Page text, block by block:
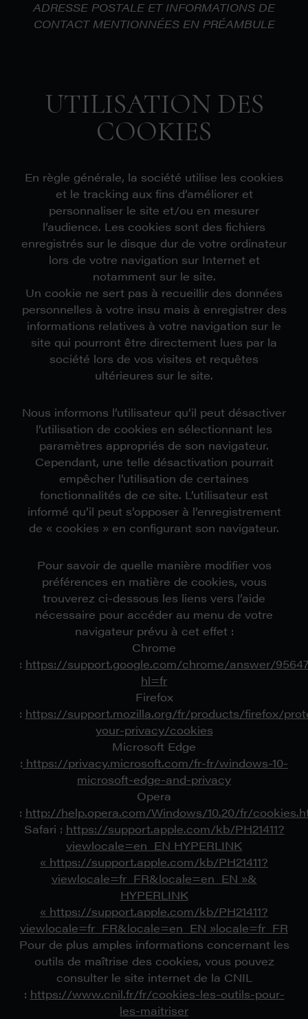
ADRESSE POSTALE ET INFORMATIONS DE
CONTACT MENTIONNÉES EN PRÉAMBULE
UTILISATION DES
COOKIES
En règle générale, la société utilise les cookies
et le tracking aux fins d’améliorer et
personnaliser le site et/ou en mesurer
l’audience. Les cookies sont des fichiers
enregistrés sur le disque dur de votre ordinateur
lors de votre navigation sur Internet et
notamment sur le site.
Un cookie ne sert pas à recueillir des données
personnelles à votre insu mais à enregistrer des
informations relatives à votre navigation sur le
site qui pourront être directement lues par la
société lors de vos visites et requêtes
ultérieures sur le site.
Nous informons l’utilisateur qu’il peut désactiver
l’utilisation de cookies en sélectionnant les
paramètres appropriés de son navigateur.
Cependant, une telle désactivation pourrait
empêcher l’utilisation de certaines
fonctionnalités de ce site. L’utilisateur est
informé qu’il peut s’opposer à l’enregistrement
de « cookies » en configurant son navigateur.
Pour savoir de quelle manière modifier vos
préférences en matière de cookies, vous
trouverez ci-dessous les liens vers l’aide
nécessaire pour accéder au menu de votre
navigateur prévu à cet effet :
Chrome
: https://support.google.com/chrome/answer/
hl=fr
Firefox
: https://support.mozilla.org/fr/products/firefox/
your-privacy/cookies
Microsoft Edge
: https://privacy.microsoft.com/fr-fr/windows-10-
microsoft-edge-and-privacy
Opera
: http://help.opera.com/Windows/10.20/fr/
Safari : https://support.apple.com/kb/PH21411?
viewlocale=en_EN HYPERLINK
« https://support.apple.com/kb/PH21411?
viewlocale=fr_FR&locale=en_EN »&
HYPERLINK
« https://support.apple.com/kb/PH21411?
viewlocale=fr_FR&locale=en_EN »locale=fr_FR
Pour de plus amples informations concernant les
outils de maîtrise des cookies, vous pouvez
consulter le site internet de la CNIL
: https://www.cnil.fr/fr/cookies-les-outils-pour-
les-maitriser